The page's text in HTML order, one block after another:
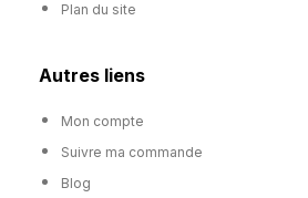
Plan du site
Autres liens
Mon compte
Suivre ma commande
Blog